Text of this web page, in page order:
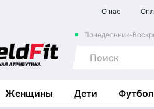
О нас
Понедельник-
Женщины Дети